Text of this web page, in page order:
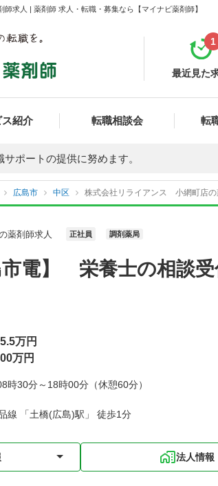
求人 | 薬剤師 求人・転職・募集なら【マイナビ薬剤師】
最近見た
1
紹介 転職相談会 転
ポートの提供に努めます。
広島市 中区 株式会社リライアンス 小網町店の
薬剤師求人 正社員 調剤薬局
市電】 栄養士の相談
万円
万円
時30分～18時00分（休憩60分）
線 「土橋(広島)駅」 徒歩1分
法人情報